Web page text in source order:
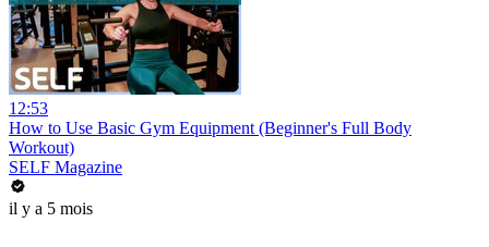
12:53
How to Use Basic Gym Equipment (Beginner's Full Body
Workout)
SELF Magazine
il y a 5 mois